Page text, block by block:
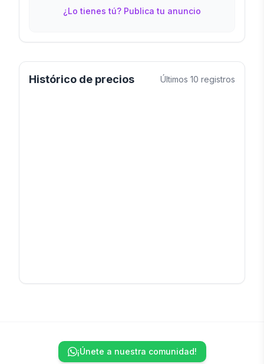
¿Lo tienes tú? Publica tu anuncio
Histórico de precios Últimos 10 registros
¡Únete a nuestra comunidad!